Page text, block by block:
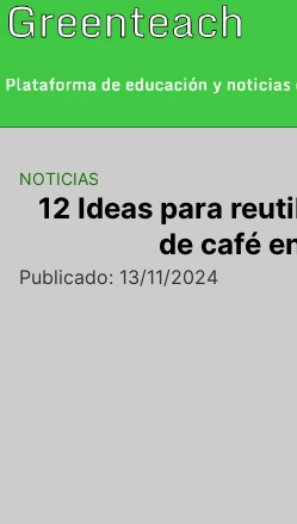
Saltar
al
NOTICIAS
12 Ideas para
de café
Publicado: 13/11/2024